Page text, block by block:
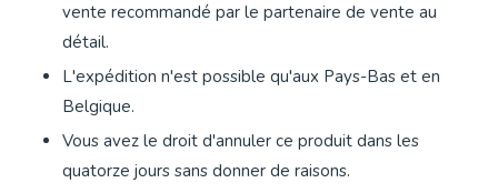
vente recommandé par le partenaire de vente au
détail.
L'expédition n'est possible qu'aux Pays-Bas et en
Belgique.
Vous avez le droit d'annuler ce produit dans les
quatorze jours sans donner de raisons.